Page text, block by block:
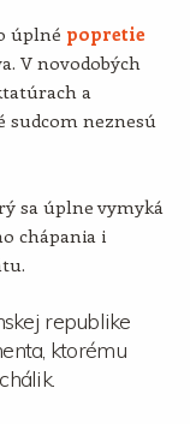
úplné popretie
V novodobých
a
sudcom neznesú
sa úplne vymyká
chápania i
republike
ktorému